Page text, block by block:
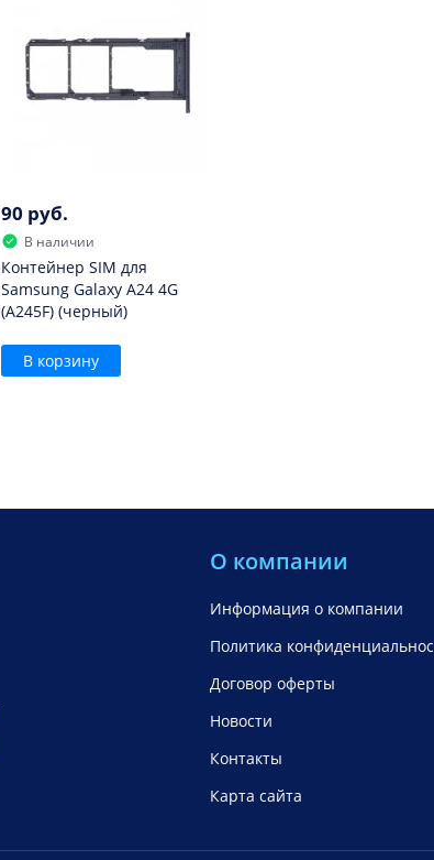
90 руб.
В наличии
Контейнер SIM для
Samsung Galaxy A24 4G
(A245F) (черный)
В корзину
О компании
Информация о компании
Политика
Договор оферты
Новости
Контакты
Карта сайта